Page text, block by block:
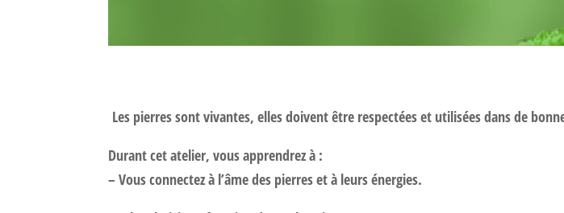
Les pierres sont vivantes, elles doivent être respectées et utilisées dans de
Durant cet atelier, vous apprendrez à :
– Vous connectez à l’âme des pierres et à leurs énergies.